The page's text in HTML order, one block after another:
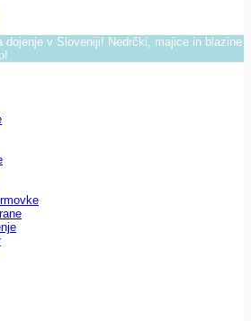
dojenje v Sloveniji! Nedrčki, majice in blazine